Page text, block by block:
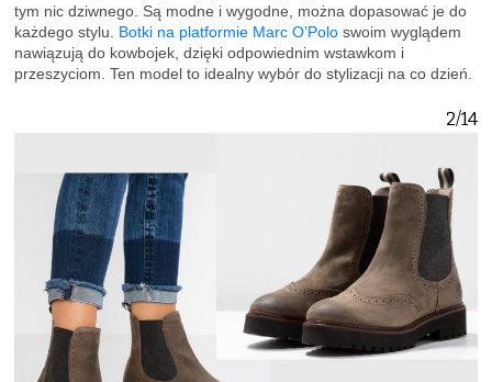
tym nic dziwnego. Są modne i wygodne, można dopasować je do
każdego stylu. Botki na platformie Marc O’Polo swoim wyglądem
nawiązują do kowbojek, dzięki odpowiednim wstawkom i
przeszyciom. Ten model to idealny wybór do stylizacji na co dzień.
2/14